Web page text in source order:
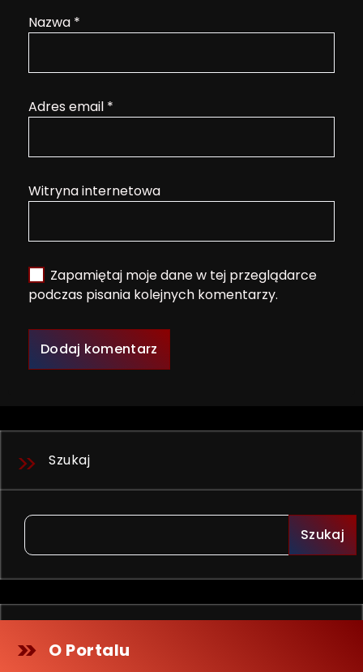
Nazwa *
Adres email *
Witryna internetowa
Zapamiętaj moje dane w tej przeglądarce
podczas pisania kolejnych komentarzy.
Szukaj
Szukaj
O Portalu